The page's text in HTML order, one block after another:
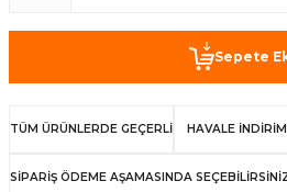
Sepete
TÜM ÜRÜNLERDE GEÇERLİ HAVALE
SİPARİŞ ÖDEME AŞAMASINDA